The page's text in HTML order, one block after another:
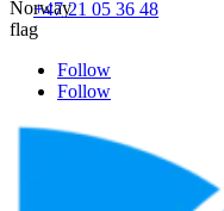
+47 21 05 36 48
Follow
Follow